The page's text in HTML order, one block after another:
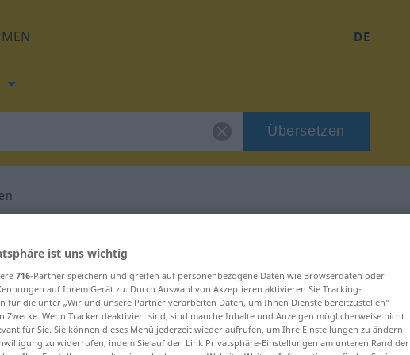
DE
Übersetzen
für "aufdrängen"
ist uns wichtig
716-Partner speichern und greifen auf personenbezogene Daten wie Browserdaten oder
auf Ihrem Gerät zu. Durch Auswahl von Akzeptieren aktivieren Sie Tracking-
für die unter „Wir und unsere Partner verarbeiten Daten, um Ihnen Dienste bereitzustellen“
Zwecke. Wenn Tracker deaktiviert sind, sind manche Inhalte und Anzeigen möglicherweise nicht
für Sie. Sie können dieses Menü jederzeit wieder aufrufen, um Ihre Einstellungen zu ändern
zu widerrufen, indem Sie auf den Link Privatsphäre-Einstellungen am unteren Rand der